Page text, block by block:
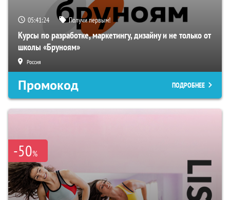
05:41:23 Получи первым!
Курсы по разработке, маркетингу, дизайну и не только от
школы «Бруноям»
Россия
Промокод ПОДРОБНЕЕ
-50%